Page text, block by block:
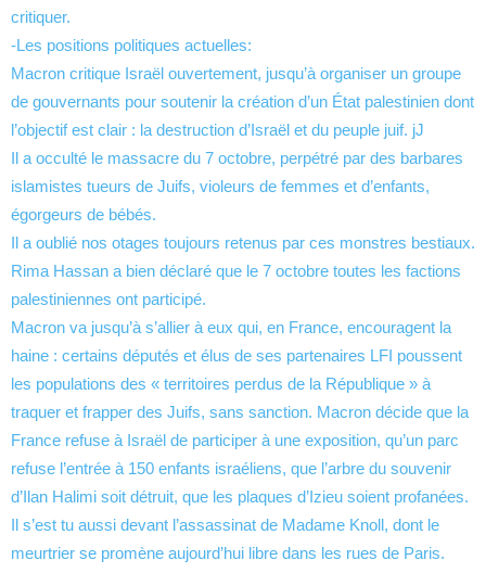
critiquer.
-Les positions politiques actuelles:
Macron critique Israël ouvertement, jusqu’à organiser un groupe
de gouvernants pour soutenir la création d’un État palestinien dont
l’objectif est clair : la destruction d’Israël et du peuple juif. jJ
Il a occulté le massacre du 7 octobre, perpétré par des barbares
islamistes tueurs de Juifs, violeurs de femmes et d’enfants,
égorgeurs de bébés.
Il a oublié nos otages toujours retenus par ces monstres bestiaux.
Rima Hassan a bien déclaré que le 7 octobre toutes les factions
palestiniennes ont participé.
Macron va jusqu’à s’allier à eux qui, en France, encouragent la
haine : certains députés et élus de ses partenaires LFI poussent
les populations des « territoires perdus de la République » à
traquer et frapper des Juifs, sans sanction. Macron décide que la
France refuse à Israël de participer à une exposition, qu’un parc
refuse l’entrée à 150 enfants israéliens, que l’arbre du souvenir
d’Ilan Halimi soit détruit, que les plaques d’Izieu soient profanées.
Il s’est tu aussi devant l’assassinat de Madame Knoll, dont le
meurtrier se promène aujourd’hui libre dans les rues de Paris.